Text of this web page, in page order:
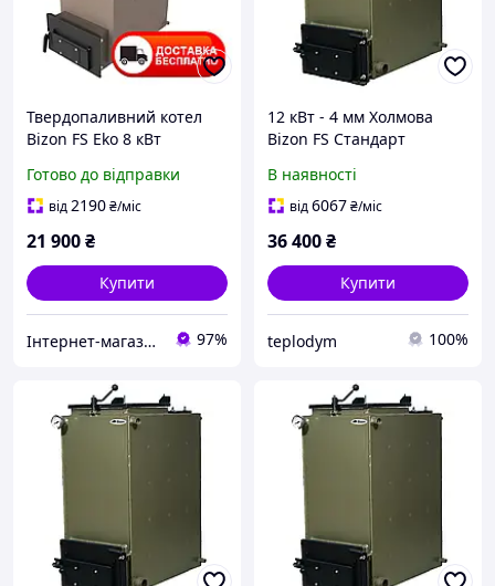
Твердопаливний котел
Bizon FS Eko 8 кВт
Готово до відправки
від2190₴/міс
21 900₴
Купити
Інтернет-магазин "Ochag" 97%
12 кВт - 4 мм Холмова
Bizon FS Стандарт
В наявності
від6067₴/міс
36 400₴
Купити
teplodym 100%